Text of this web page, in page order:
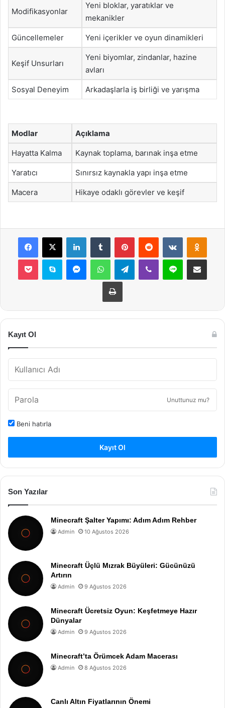
Modifikasyonlar
Yeni bloklar, yaratıklar ve
mekanikler
Güncellemeler Yeni içerikler ve oyun dinamikleri
Keşif Unsurları
Yeni biyomlar, zindanlar, hazine
avları
Sosyal Deneyim Arkadaşlarla iş birliği ve yarışma
Modlar Açıklama
Hayatta Kalma Kaynak toplama, barınak inşa etme
Yaratıcı Sınırsız kaynakla yapı inşa etme
Macera Hikaye odaklı görevler ve keşif
Facebook
X LinkedInTumblr PinterestReddit VKontakte
Pocket Skype MessengerWhatsAppTelegramViber Line E-Posta ile
Yazdır
Kayıt Ol
Unuttunuz mu?
Beni hatırla
Kayıt Ol
Son Yazılar
Minecraft Şalter Yapımı: Adım Adım Rehber
Admin 10 Ağustos 2026
Minecraft Üçlü Mızrak Büyüleri: Gücünüzü
Artırın
Admin 9 Ağustos 2026
Minecraft Ücretsiz Oyun: Keşfetmeye Hazır
Dünyalar
Admin 9 Ağustos 2026
Minecraft’ta Örümcek Adam Macerası
Admin 8 Ağustos 2026
Canlı Altın Fiyatlarının Önemi